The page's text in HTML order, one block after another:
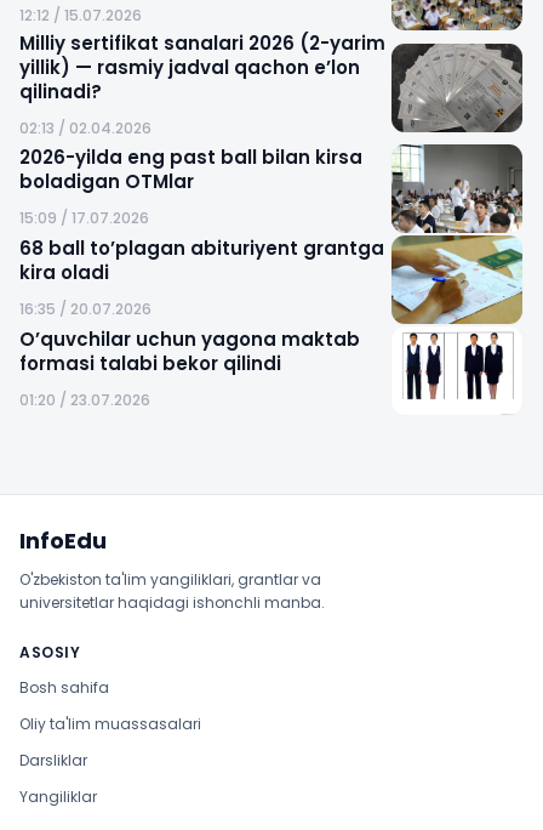
12:12 / 15.07.2026
Milliy sertifikat sanalari 2026 (2-yarim
yillik) — rasmiy jadval qachon e’lon
qilinadi?
02:13 / 02.04.2026
2026-yilda eng past ball bilan kirsa
boladigan OTMlar
15:09 / 17.07.2026
68 ball to’plagan abituriyent grantga
kira oladi
16:35 / 20.07.2026
O’quvchilar uchun yagona maktab
formasi talabi bekor qilindi
01:20 / 23.07.2026
InfoEdu
O'zbekiston ta'lim yangiliklari, grantlar va
universitetlar haqidagi ishonchli manba.
ASOSIY
Bosh sahifa
Oliy ta'lim muassasalari
Darsliklar
Yangiliklar